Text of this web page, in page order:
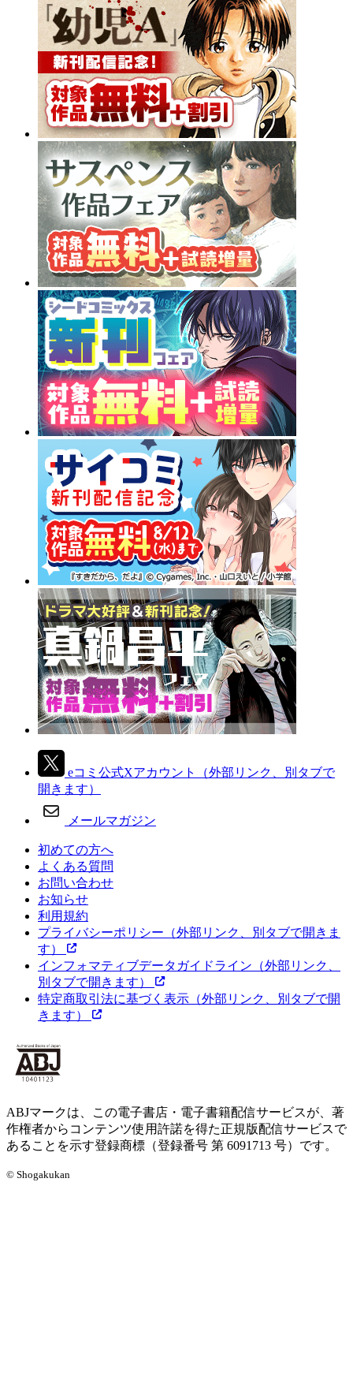
eコミ公式Xアカウント
（外部リンク、別タブで
開きます）
メールマガジン
初めての方へ
よくある質問
お問い合わせ
お知らせ
利用規約
プライバシーポリシー （外部リンク、別タブで開きま
す）
インフォマティブデータガイドライン （外部リンク、
別タブで開きます）
特定商取引法に基づく表示 （外部リンク、別タブで開
きます）
ABJマークは、この電子書店・電子書籍配信サービスが、著
作権者からコンテンツ使用許諾を得た正規版配信サービスで
あることを示す登録商標（登録番号 第 6091713 号）です。
© Shogakukan